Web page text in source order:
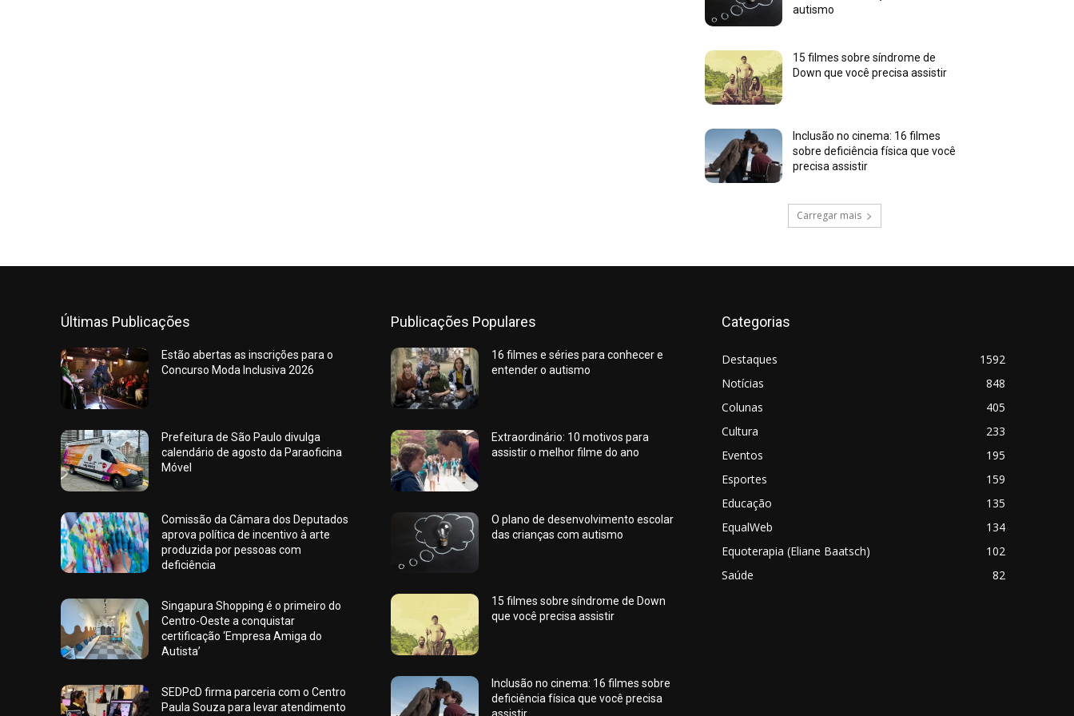
autismo
15 filmes sobre síndrome de
Down que você precisa assistir
Inclusão no cinema: 16 filmes
sobre deficiência física que você
precisa assistir
Carregar mais
Últimas Publicações
Estão abertas as inscrições para o
Concurso Moda Inclusiva 2026
Prefeitura de São Paulo divulga
calendário de agosto da Paraoficina
Móvel
Comissão da Câmara dos Deputados
aprova política de incentivo à arte
produzida por pessoas com
deficiência
Singapura Shopping é o primeiro do
Centro-Oeste a conquistar
certificação ‘Empresa Amiga do
Autista’
SEDPcD firma parceria com o Centro
Paula Souza para levar atendimento
Publicações Populares
16 filmes e séries para conhecer e
entender o autismo
Extraordinário: 10 motivos para
assistir o melhor filme do ano
O plano de desenvolvimento escolar
das crianças com autismo
15 filmes sobre síndrome de Down
que você precisa assistir
Inclusão no cinema: 16 filmes sobre
deficiência física que você precisa
Categorias
Destaques
1592
Notícias
848
Colunas
405
Cultura
233
Eventos
195
Esportes
159
Educação
135
EqualWeb
134
Equoterapia (Eliane Baatsch)
102
Saúde
82